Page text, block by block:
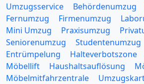
Umzugsservice Behördenumzug
Fernumzug
Firmenumzug
Mini Umzug
Praxisumzug
Seniorenumzug
Studentenumzug
Entrümpelung
Halteverbotszone
Möbellift
Haushaltsauflösung
Möbelmitfahrzentrale